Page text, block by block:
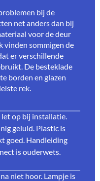
bij de
net anders dan bij
voor de deur
vinden sommigen de
er verschillende
De besteklade
borden en glazen
rek.
op bij installatie.
geluid. Plastic is
goed. Handleiding
is ouderwets.
niet hoor. Lampje is